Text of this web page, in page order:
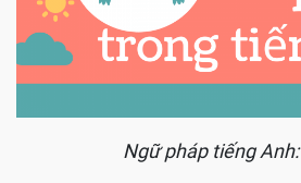
Ngữ pháp tiếng